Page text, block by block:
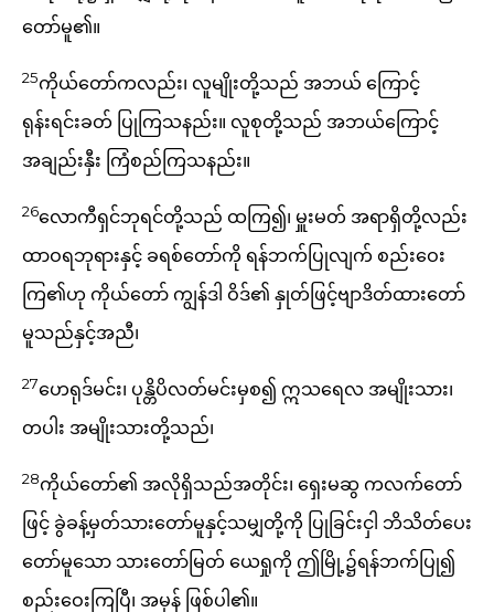
တော်မူ၏။
25ကိုယ်တော်ကလည်း၊ လူမျိုးတို့သည် အဘယ် ကြောင့်
ရုန်းရင်းခတ် ပြုကြသနည်း။ လူစုတို့သည် အဘယ်ကြောင့်
အချည်းနှီး ကြံစည်ကြသနည်း။
26လောကီရှင်ဘုရင်တို့သည် ထကြ၍၊ မှူးမတ် အရာရှိတို့လည်း
ထာဝရဘုရားနှင့် ခရစ်တော်ကို ရန်ဘက်ပြုလျက် စည်းဝေး
ကြ၏ဟု ကိုယ်တော် ကျွန်ဒါ ဝိဒ်၏ နှုတ်ဖြင့်ဗျာဒိတ်ထားတော်
မူသည်နှင့်အညီ၊
27ဟေရုဒ်မင်း၊ ပုန္တိပိလတ်မင်းမှစ၍ ဣသရေလ အမျိုးသား၊
တပါး အမျိုးသားတို့သည်၊
28ကိုယ်တော်၏ အလိုရှိသည်အတိုင်း၊ ရှေးမဆွ ကလက်တော်
ဖြင့် ခွဲခန့်မှတ်သားတော်မူနှင့်သမျှတို့ကို ပြုခြင်းငှါ ဘိသိတ်ပေး
တော်မူသော သားတော်မြတ် ယေရှုကို ဤမြို့၌ရန်ဘက်ပြု၍
စည်းဝေးကြပြီ၊ အမှန် ဖြစ်ပါ၏။